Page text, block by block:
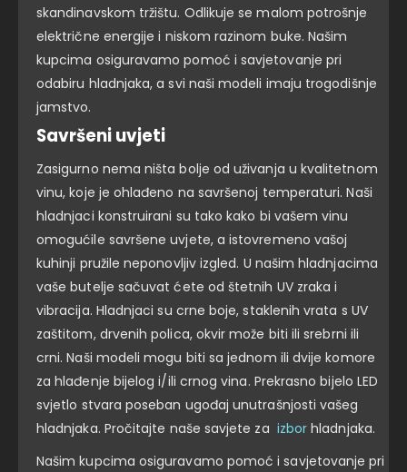
skandinavskom tržištu. Odlikuje se malom potrošnje
električne energije i niskom razinom buke. Našim
kupcima osiguravamo pomoć i savjetovanje pri
odabiru hladnjaka, a svi naši modeli imaju trogodišnje
jamstvo.
Savršeni uvjeti
Zasigurno nema ništa bolje od uživanja u kvalitetnom
vinu, koje je ohlađeno na savršenoj temperaturi. Naši
hladnjaci konstruirani su tako kako bi vašem vinu
omogućile savršene uvjete, a istovremeno vašoj
kuhinji pružile neponovljiv izgled. U našim hladnjacima
vaše butelje sačuvat ćete od štetnih UV zraka i
vibracija. Hladnjaci su crne boje, staklenih vrata s UV
zaštitom, drvenih polica, okvir može biti ili srebrni ili
crni. Naši modeli mogu biti sa jednom ili dvije komore
za hlađenje bijelog i/ili crnog vina. Prekrasno bijelo LED
svjetlo stvara poseban ugođaj unutrašnjosti vašeg
hladnjaka. Pročitajte naše savjete za izbor hladnjaka.
Našim kupcima osiguravamo pomoć i savjetovanje pri